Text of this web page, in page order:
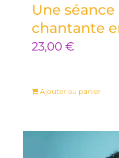
Une séance
chantante
23,00 €
Ajouter au panier